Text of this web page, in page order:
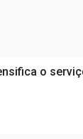
o